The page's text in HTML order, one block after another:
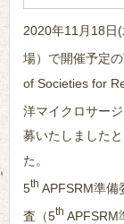
2020年11月18日
場）で開催予定
of Societies for
洋マイクロサー
募いたしました
た。
5th APFSRM準備
査（5th APFSRM